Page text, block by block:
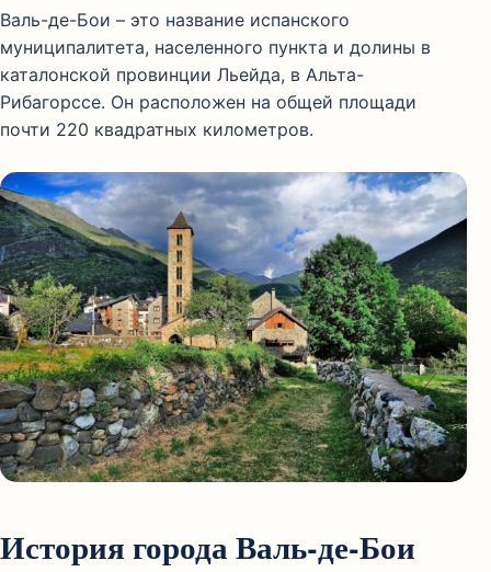
Валь-де-Бои – это название испанского
муниципалитета, населенного пункта и долины в
каталонской провинции Льейда, в Альта-
Рибагорссе. Он расположен на общей площади
почти 220 квадратных километров.
История города Валь-де-Бои